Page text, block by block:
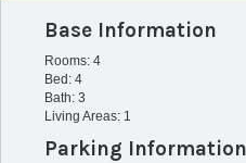
Base Information
Rooms: 4
Bed: 4
Bath: 3
Living Areas: 1
Parking Information